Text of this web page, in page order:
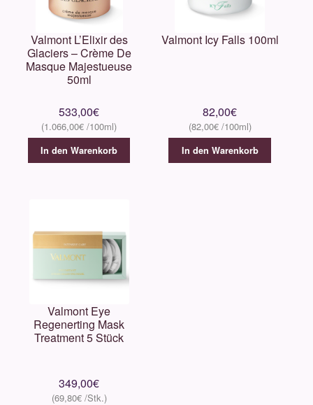
Valmont L’Elixir des
Glaciers – Crème De
Masque Majestueuse
50ml
533,00€
1.066,00€
In den Warenkorb
Valmont Icy Falls 100ml
82,00€
82,00€
In den Warenkorb
Valmont Eye
Regenerting Mask
Treatment 5 Stück
349,00€
69,80€